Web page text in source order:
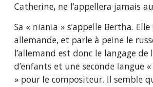
Catherine, ne l’appellera jamais
Sa « niania » s’appelle Bertha. Elle
allemande, et parle à peine le
l’allemand est donc le langage de
d’enfants et une seconde langue
» pour le compositeur. Il semble